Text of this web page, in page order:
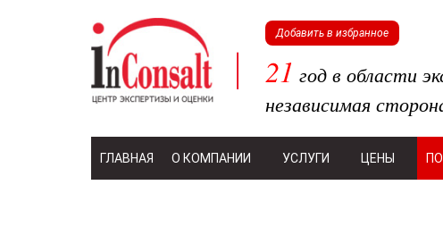
Добавить в избранное
21 год в области
независимая
ГЛАВНАЯ О КОМПАНИИ УСЛУГИ ЦЕНЫ